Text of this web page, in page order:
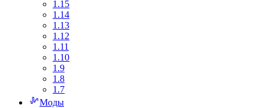
1.15
1.14
1.13
1.12
1.11
1.10
1.9
1.8
1.7
Моды